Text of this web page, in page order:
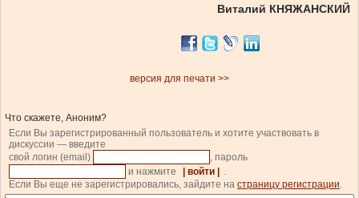
Виталий КНЯЖАНСКИЙ
версия для печати >>
Что скажете, Аноним?
Если Вы зарегистрированный пользователь и хотите участвовать в
дискуссии — введите
свой логин (email)
, пароль
и нажмите
| войти |
.
Если Вы еще не зарегистрировались, зайдите на страницу регистрации.